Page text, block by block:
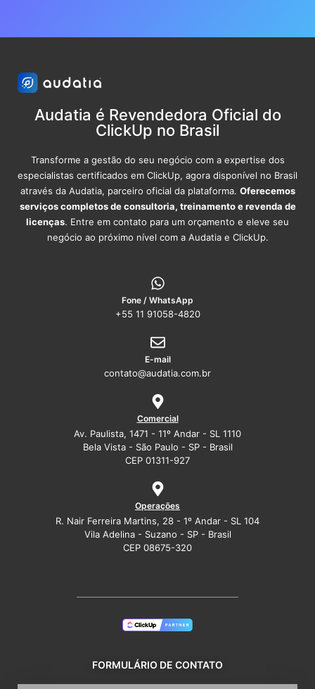
Audatia é Revendedora Oficial do
ClickUp no Brasil
Transforme a gestão do seu negócio com a expertise dos
especialistas certificados em ClickUp, agora disponível no Brasil
através da Audatia, parceiro oficial da plataforma. Oferecemos
serviços completos de consultoria, treinamento e revenda de
licenças. Entre em contato para um orçamento e eleve seu
negócio ao próximo nível com a Audatia e ClickUp.
Fone / WhatsApp
+55 11 91058-4820
E-mail
contato@audatia.com.br
Comercial
Av. Paulista, 1471 - 11º Andar - SL 1110
Bela Vista - São Paulo - SP - Brasil
CEP 01311-927
Operações
R. Nair Ferreira Martins, 28 - 1º Andar - SL 104
Vila Adelina - Suzano - SP - Brasil
CEP 08675-320
FORMULÁRIO DE CONTATO